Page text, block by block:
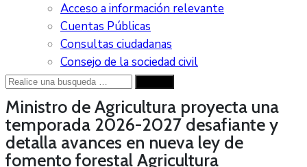
Acceso a información relevante
Cuentas Públicas
Consultas ciudadanas
Consejo de la sociedad civil
Ministro de Agricultura proyecta una
temporada 2026-2027 desafiante y
detalla avances en nueva ley de
fomento forestalAgricultura